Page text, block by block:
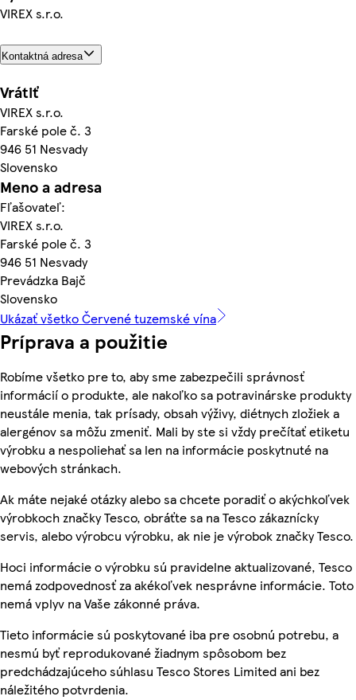
VIREX s.r.o.
Kontaktná adresa
Vrátiť
VIREX s.r.o.
Farské pole č. 3
946 51 Nesvady
Slovensko
Meno a adresa
Fľašovateľ:
VIREX s.r.o.
Farské pole č. 3
946 51 Nesvady
Prevádzka Bajč
Slovensko
Ukázať všetko Červené tuzemské vína
Príprava a použitie
Robíme všetko pre to, aby sme zabezpečili správnosť
informácií o produkte, ale nakoľko sa potravinárske produkty
neustále menia, tak prísady, obsah výživy, diétnych zložiek a
alergénov sa môžu zmeniť. Mali by ste si vždy prečítať etiketu
výrobku a nespoliehať sa len na informácie poskytnuté na
webových stránkach.
Ak máte nejaké otázky alebo sa chcete poradiť o akýchkoľvek
výrobkoch značky Tesco, obráťte sa na Tesco zákaznícky
servis, alebo výrobcu výrobku, ak nie je výrobok značky Tesco.
Hoci informácie o výrobku sú pravidelne aktualizované, Tesco
nemá zodpovednosť za akékoľvek nesprávne informácie. Toto
nemá vplyv na Vaše zákonné práva.
Tieto informácie sú poskytované iba pre osobnú potrebu, a
nesmú byť reprodukované žiadnym spôsobom bez
predchádzajúceho súhlasu Tesco Stores Limited ani bez
náležitého potvrdenia.